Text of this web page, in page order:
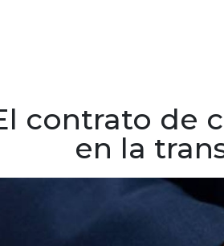
contrato de
en la